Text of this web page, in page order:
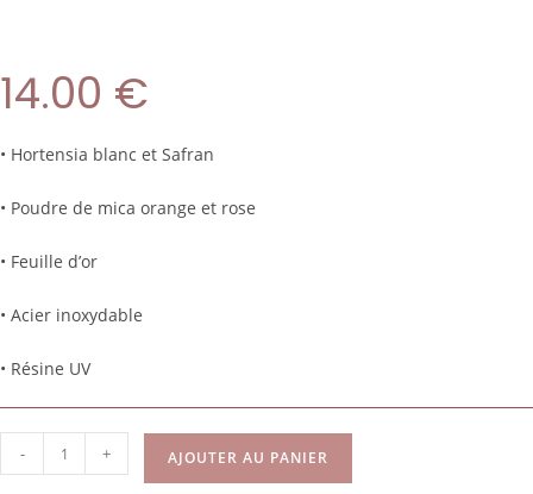
14.00 €
• Hortensia blanc et Safran
• Poudre de mica orange et rose
• Feuille d’or
• Acier inoxydable
• Résine UV
- + AJOUTER AU PANIER